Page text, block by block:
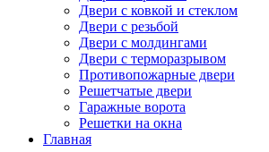
Двери с ковкой и стеклом
Двери с резьбой
Двери с молдингами
Двери с терморазрывом
Противопожарные двери
Решетчатые двери
Гаражные ворота
Решетки на окна
Главная